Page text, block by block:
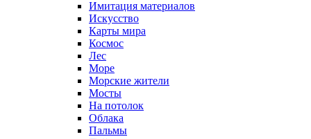
Имитация материалов
Искусство
Карты мира
Космос
Лес
Море
Морские жители
Мосты
На потолок
Облака
Пальмы